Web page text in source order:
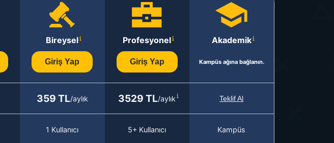
Bireysel
Giriş Yap
Profesyonel
Giriş Yap
Akademik
Kampüs ağına bağlanın.
359 TL/aylık 3529 TL/aylık Teklif Al
1 Kullanıcı 5+ Kullanıcı Kampüs